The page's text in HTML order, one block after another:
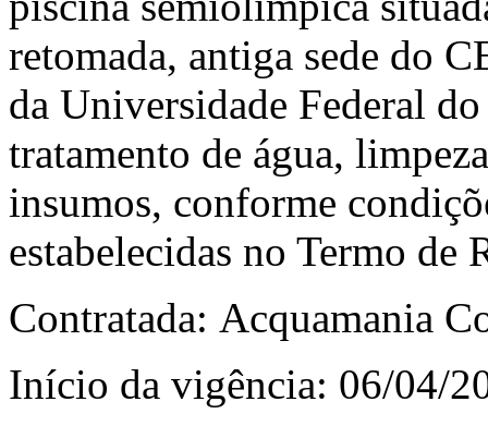
retomada, antiga sede do
da Universidade Federal
tratamento de água,
insumos, conforme
estabelecidas no Termo de
Contratada: Acquamania
Início da vigência: 06/04/